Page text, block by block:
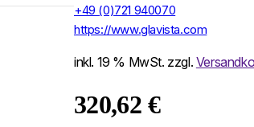
+49 (0)721 940070
https://www.glavista.com
inkl. 19 % MwSt. zzgl.
320,62 €